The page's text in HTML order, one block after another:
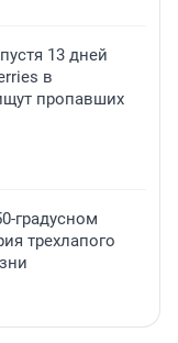
13 дней
в
пропавших
градусном
трехлапого